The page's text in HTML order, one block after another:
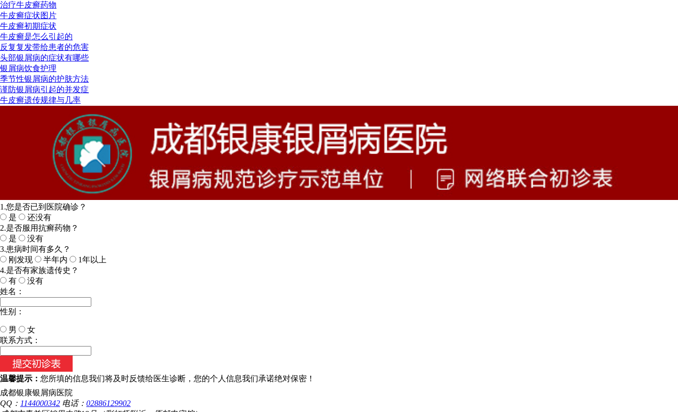
治疗牛皮癣药物
牛皮癣症状图片
牛皮癣初期症状
牛皮癣是怎么引起的
反复复发带给患者的危害
头部银屑病的症状有哪些
银屑病饮食护理
季节性银屑病的护肤方法
谨防银屑病引起的并发症
牛皮癣遗传规律与几率
1.您是否已到医院确诊？
是
还没有
2.是否服用抗癣药物？
是
没有
3.患病时间有多久？
刚发现
半年内
1年以上
4.是否有家族遗传史？
有
没有
姓名：
性别：
男
女
今天日期：
联系方式：
温馨提示： 您所填的信息我们将及时反馈给医生诊断，您的个人信息我们承诺绝对保密！
成都银康银屑病医院
QQ： 1144000342 电话： 02886129902